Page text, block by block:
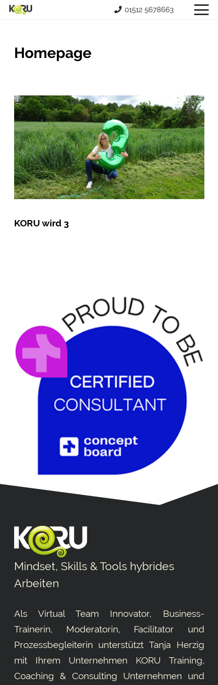
01512 5678663
Homepage
KORU wird 3
Mindset, Skills & Tools hybrides
Arbeiten
Als Virtual Team Innovator, Business-
Trainerin, Moderatorin, Facilitator und
Prozessbegleiterin unterstützt Tanja Herzig
mit Ihrem Unternehmen KORU Training,
Coaching & Consulting Unternehmen und